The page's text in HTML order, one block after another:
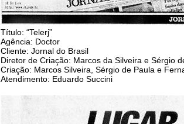
Título: “Telerj”
Agência: Doctor
Cliente: Jornal do Brasil
Diretor de Criação: Marcos da Silveira e Sérgio
Criação: Marcos Silveira, Sérgio de Paula e
Atendimento: Eduardo Succini